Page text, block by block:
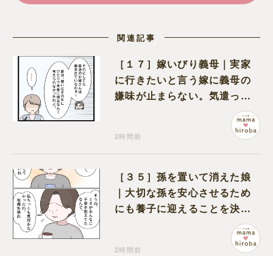
関連記事
［１７］嫁いびり義母｜実家
に行きたいと言う嫁に義母の
嫌味が止まらない。気遣って
2時間前
［３５］孫を置いて消えた娘
｜大切な孫を安心させるため
にも養子に迎えることを決心
2時間前